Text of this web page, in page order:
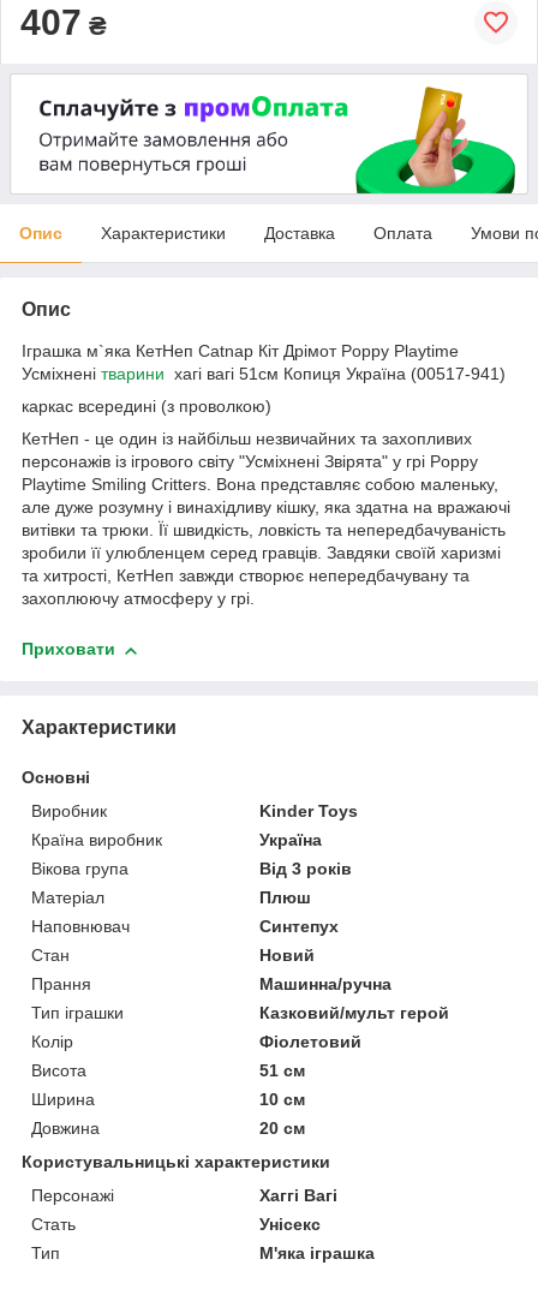
407 ₴
Опис Характеристики Доставка Оплата Умови
Опис
Іграшка м`яка КетНеп Catnap Кіт Дрімот Poppy Playtime
Усміхнені тварини хагі вагі 51см Копиця Україна (00517-941)
каркас всередині (з проволкою)
КетНеп - це один із найбільш незвичайних та захопливих
персонажів із ігрового світу "Усміхнені Звірята" у грі Poppy
Playtime Smiling Critters. Вона представляє собою маленьку,
але дуже розумну і винахідливу кішку, яка здатна на вражаючі
витівки та трюки. Її швидкість, ловкість та непередбачуваність
зробили її улюбленцем серед гравців. Завдяки своїй харизмі
та хитрості, КетНеп завжди створює непередбачувану та
захоплюючу атмосферу у грі.
Приховати
Характеристики
Основні
Виробник
Kinder Toys
Країна виробник
Україна
Вікова група
Від 3 років
Матеріал
Плюш
Наповнювач
Синтепух
Стан
Новий
Прання
Машинна/ручна
Тип іграшки
Казковий/мульт герой
Колір
Фіолетовий
Висота
51 см
Ширина
10 см
Довжина
20 см
Користувальницькі характеристики
Персонажі
Хаггі Вагі
Стать
Унісекс
Тип
М'яка іграшка